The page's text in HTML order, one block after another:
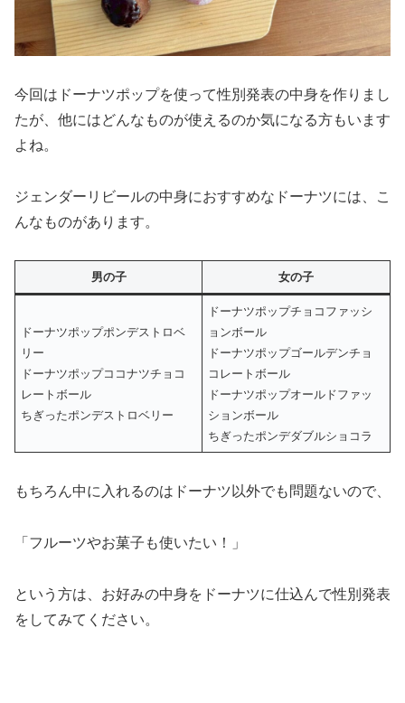
今回はドーナツポップを使って性別発表の中身を作りまし
たが、他にはどんなものが使えるのか気になる方もいます
よね。
ジェンダーリビールの中身におすすめなドーナツには、こ
んなものがあります。
男の子 女の子
ドーナツポップポンデストロベ
リー
ドーナツポップココナツチョコ
レートボール
ちぎったポンデストロベリー
ドーナツポップチョコファッシ
ョンボール
ドーナツポップゴールデンチョ
コレートボール
ドーナツポップオールドファッ
ションボール
ちぎったポンデダブルショコラ
もちろん中に入れるのはドーナツ以外でも問題ないので、
「フルーツやお菓子も使いたい！」
という方は、お好みの中身をドーナツに仕込んで性別発表
をしてみてください。